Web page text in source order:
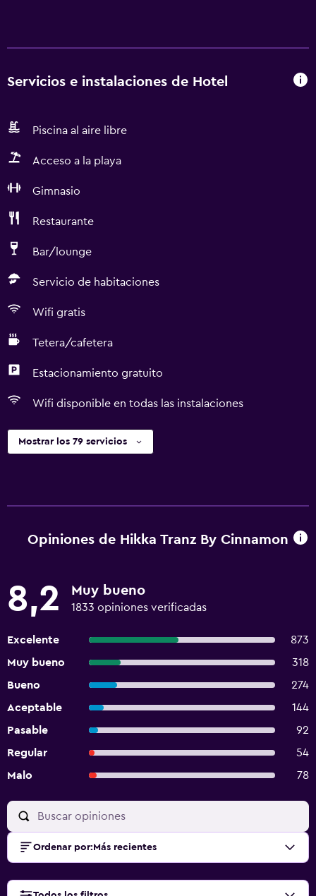
Servicios e instalaciones de Hotel
Piscina al aire libre
Acceso a la playa
Gimnasio
Restaurante
Bar/lounge
Servicio de habitaciones
Wifi gratis
Tetera/cafetera
Estacionamiento gratuito
Wifi disponible en todas las instalaciones
Mostrar los 79 servicios
Opiniones de Hikka Tranz By Cinnamon
8,2 Muy bueno
1833 opiniones verificadas
Excelente
873
Muy bueno
318
Bueno
274
Aceptable
144
Pasable
92
Regular
54
Malo
78
Ordenar por: Más recientes